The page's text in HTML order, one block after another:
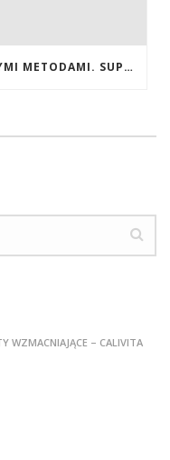
POPRAWA WZROKU NATURALNYMI METODAMI. SUPLEMENTY CALIVITA NA POPRAWĘ WZROKU
WZMACNIAJĄCE – CALIVITA